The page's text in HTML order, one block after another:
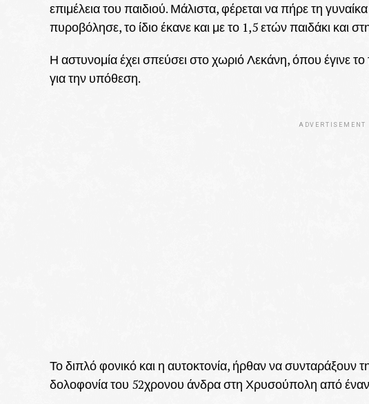
επιμέλεια του παιδιού. Μάλιστα, φέρεται να πήρε τη γυναίκα
πυροβόλησε, το ίδιο έκανε και με το 1,5 ετών παιδάκι και
Η αστυνομία έχει σπεύσει στο χωριό Λεκάνη, όπου έγινε το
για την υπόθεση.
ADVERTISEMENT
Το διπλό φονικό και η αυτοκτονία, ήρθαν να συνταράξουν
δολοφονία του 52χρονου άνδρα στη Χρυσούπολη από